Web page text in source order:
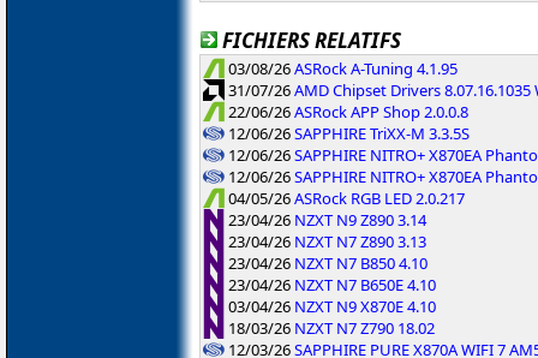
FICHIERS RELATIFS
03/08/26ASRock A-Tuning 4.1.95
31/07/26AMD Chipset Drivers 8.07.16.1035
22/06/26ASRock APP Shop 2.0.0.8
12/06/26SAPPHIRE TriXX-M 3.3.5S
12/06/26SAPPHIRE NITRO+ X870EA
12/06/26SAPPHIRE NITRO+ X870EA
04/05/26ASRock RGB LED 2.0.217
23/04/26 NZXT N9 Z890 3.14
23/04/26 NZXT N7 Z890 3.13
23/04/26 NZXT N7 B850 4.10
23/04/26 NZXT N7 B650E 4.10
03/04/26 NZXT N9 X870E 4.10
18/03/26 NZXT N7 Z790 18.02
12/03/26SAPPHIRE PURE X870A WIFI 7